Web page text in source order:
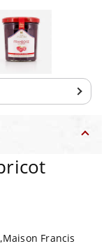
Francis